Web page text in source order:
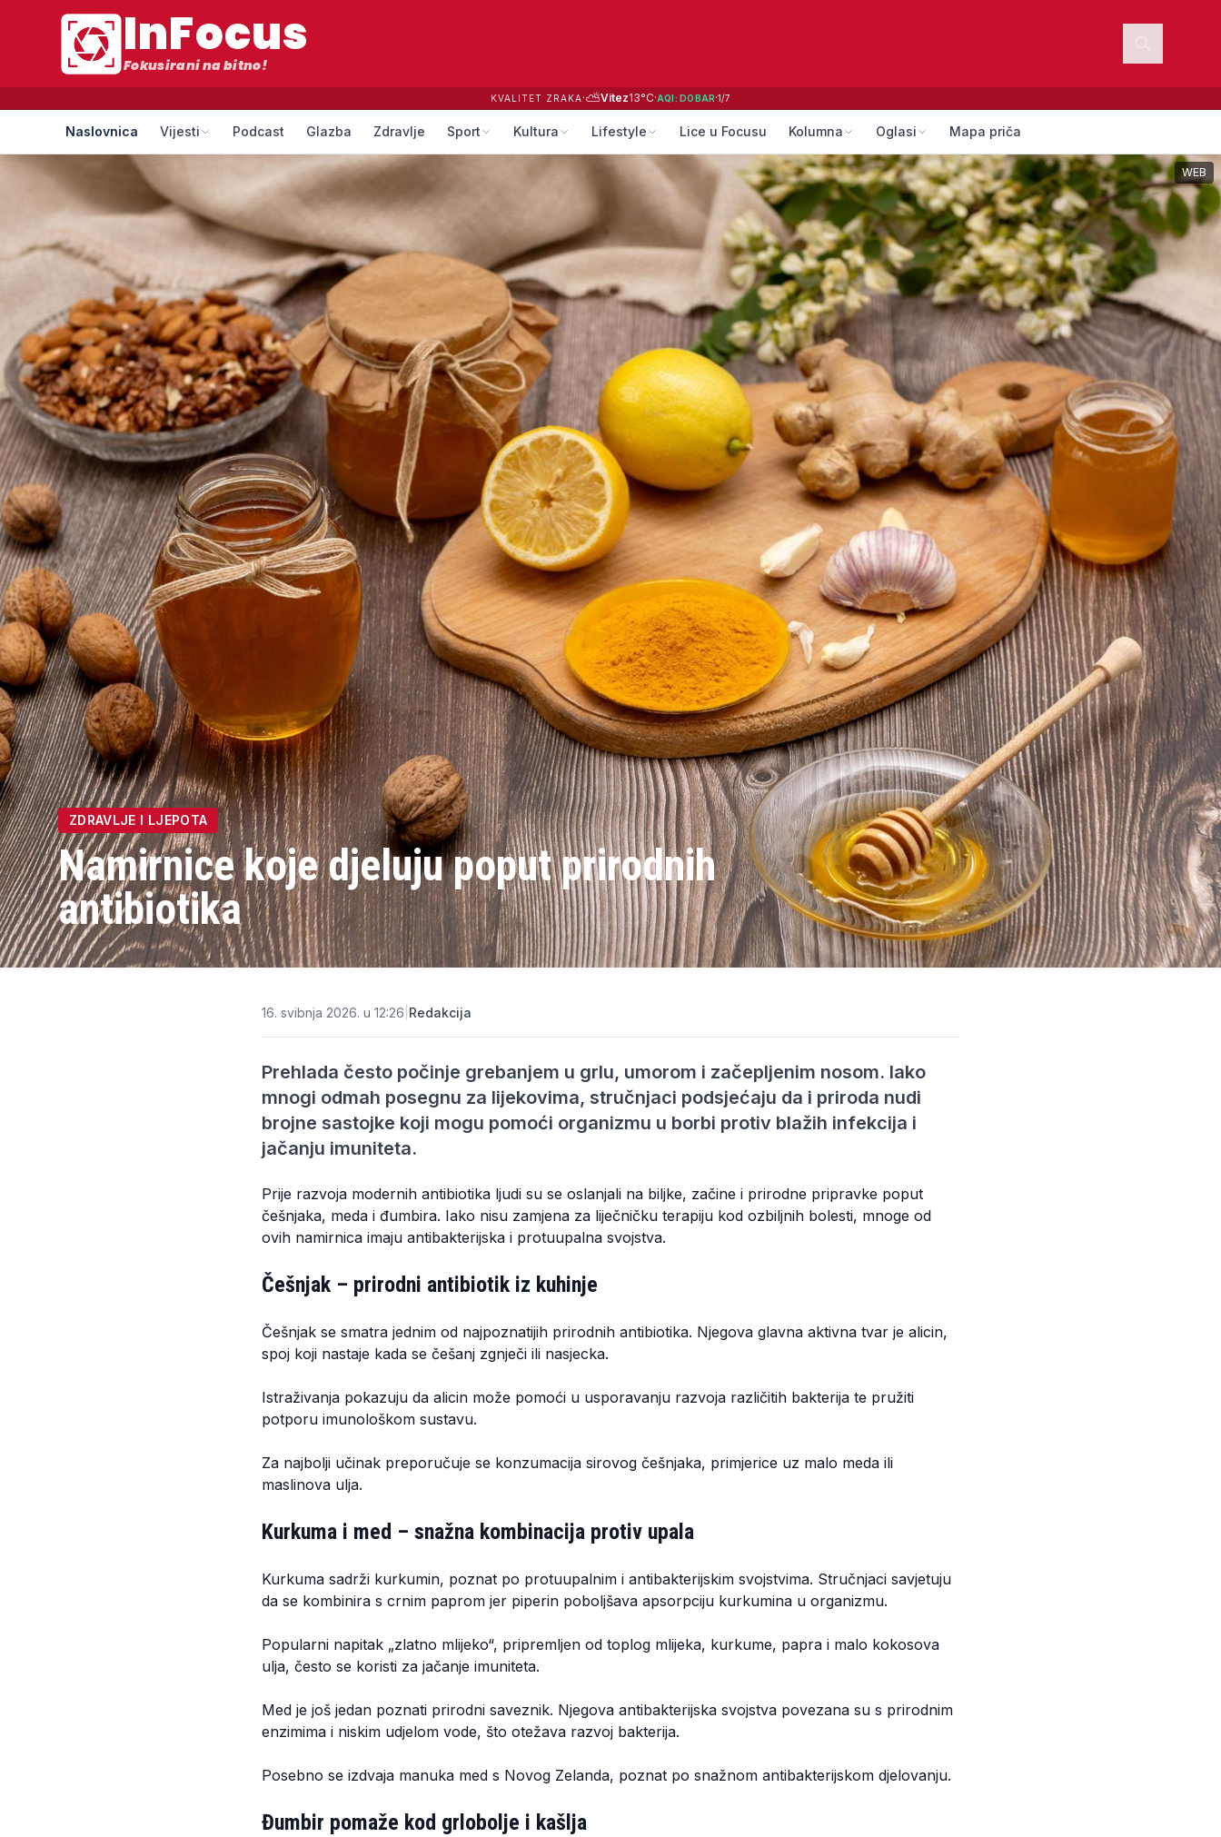
InFocus
Fokusirani na bitno!
KVALITET ZRAKA·⛅Vitez13°C·AQI: DOBAR·1/7
Naslovnica Vijesti Podcast Glazba Zdravlje Sport Kultura Lifestyle Lice u Focusu Kolumna Oglasi Mapa priča
ZDRAVLJE I LJEPOTA
Namirnice koje djeluju poput prirodnih
antibiotika
WEB
16. svibnja 2026. u 12:26 Redakcija
Prehlada često počinje grebanjem u grlu, umorom i začepljenim nosom. Iako
mnogi odmah posegnu za lijekovima, stručnjaci podsjećaju da i priroda nudi
brojne sastojke koji mogu pomoći organizmu u borbi protiv blažih infekcija i
jačanju imuniteta.
Prije razvoja modernih antibiotika ljudi su se oslanjali na biljke, začine i prirodne pripravke poput
češnjaka, meda i đumbira. Iako nisu zamjena za liječničku terapiju kod ozbiljnih bolesti, mnoge od
ovih namirnica imaju antibakterijska i protuupalna svojstva.
Češnjak – prirodni antibiotik iz kuhinje
Češnjak se smatra jednim od najpoznatijih prirodnih antibiotika. Njegova glavna aktivna tvar je alicin,
spoj koji nastaje kada se češanj zgnječi ili nasjecka.
Istraživanja pokazuju da alicin može pomoći u usporavanju razvoja različitih bakterija te pružiti
potporu imunološkom sustavu.
Za najbolji učinak preporučuje se konzumacija sirovog češnjaka, primjerice uz malo meda ili
maslinova ulja.
Kurkuma i med – snažna kombinacija protiv upala
Kurkuma sadrži kurkumin, poznat po protuupalnim i antibakterijskim svojstvima. Stručnjaci savjetuju
da se kombinira s crnim paprom jer piperin poboljšava apsorpciju kurkumina u organizmu.
Popularni napitak „zlatno mlijeko“, pripremljen od toplog mlijeka, kurkume, papra i malo kokosova
ulja, često se koristi za jačanje imuniteta.
Med je još jedan poznati prirodni saveznik. Njegova antibakterijska svojstva povezana su s prirodnim
enzimima i niskim udjelom vode, što otežava razvoj bakterija.
Posebno se izdvaja manuka med s Novog Zelanda, poznat po snažnom antibakterijskom djelovanju.
Đumbir pomaže kod grlobolje i kašlja